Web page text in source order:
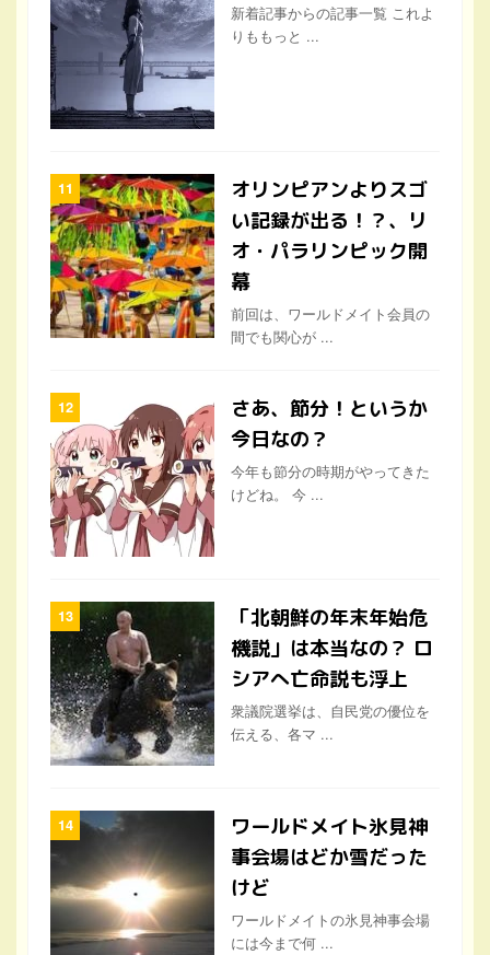
新着記事からの記事一覧 これよ
りももっと ...
オリンピアンよりスゴ
い記録が出る！？、リ
オ・パラリンピック開
幕
前回は、ワールドメイト会員の
間でも関心が ...
さあ、節分！というか
今日なの？
今年も節分の時期がやってきた
けどね。 今 ...
「北朝鮮の年末年始危
機説」は本当なの？ ロ
シアへ亡命説も浮上
衆議院選挙は、自民党の優位を
伝える、各マ ...
ワールドメイト氷見神
事会場はどか雪だった
けど
ワールドメイトの氷見神事会場
には今まで何 ...